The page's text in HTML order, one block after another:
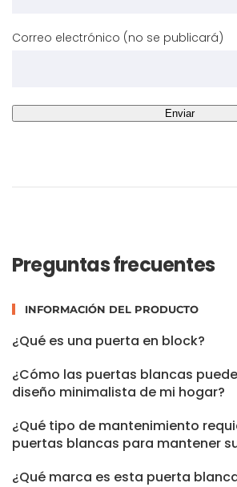
Correo electrónico (no se publicará)
Preguntas frecuentes
INFORMACIÓN DEL PRODUCTO
¿Qué es una puerta en block?
¿Cómo las puertas blancas
diseño minimalista de mi hogar?
¿Qué tipo de mantenimiento
puertas blancas para mantener
¿Qué marca es esta puerta